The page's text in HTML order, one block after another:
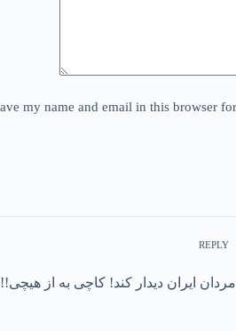
my name and email in this browser
REPLY
ایران دیدار کند! کاچی به از